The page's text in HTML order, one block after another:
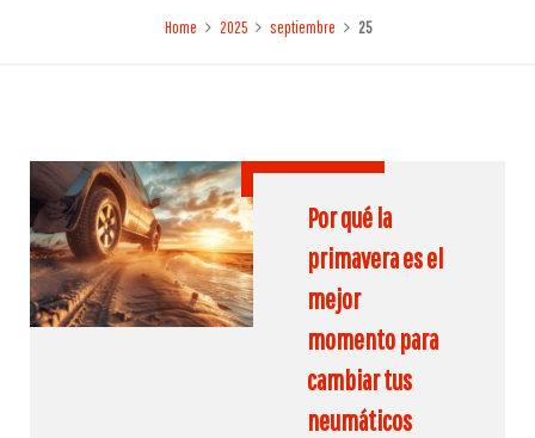
Home 2025 septiembre 25
Por qué la
primavera es el
mejor
momento para
cambiar tus
neumáticos